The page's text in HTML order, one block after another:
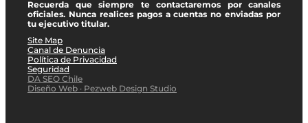
Recuerda que siempre te contactaremos por canales
oficiales. Nunca realices pagos a cuentas no enviadas por
tu ejecutivo titular.
Site Map
Canal de Denuncia
Política de Privacidad
Seguridad
DA SEO Chile
Diseño Web · Pezweb Design Studio